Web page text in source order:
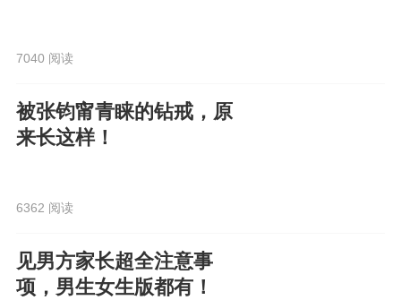
7040 阅读
被张钧甯青睐的钻戒，原
来长这样！
6362 阅读
见男方家长超全注意事
项，男生女生版都有！